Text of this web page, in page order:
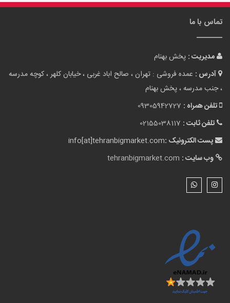
تماس با ما
مدیریت : پخش بهنام
آدرس : عمده فروشی : تهران ، صالح اباد غربی ، خیابان کلهر ، کوچه مدرسه
، جنب مدرسه ، پخش بهنام
تلفن همراه : 09305942727
تلفن ثابت : 02155038117
پست الکترونیک :info[at]tehranbigmarket.com
وب سایت : tehranbigmarket.com